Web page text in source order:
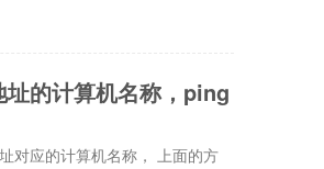
的计算机名称，ping
对应的计算机名称， 上面的方